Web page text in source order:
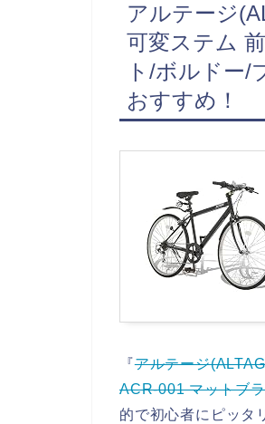
アルテージ
可変ステム
ト/ボルドー/
おすすめ！
『アルテージ
ACR-001 マットブ
的で初心者にピッタ